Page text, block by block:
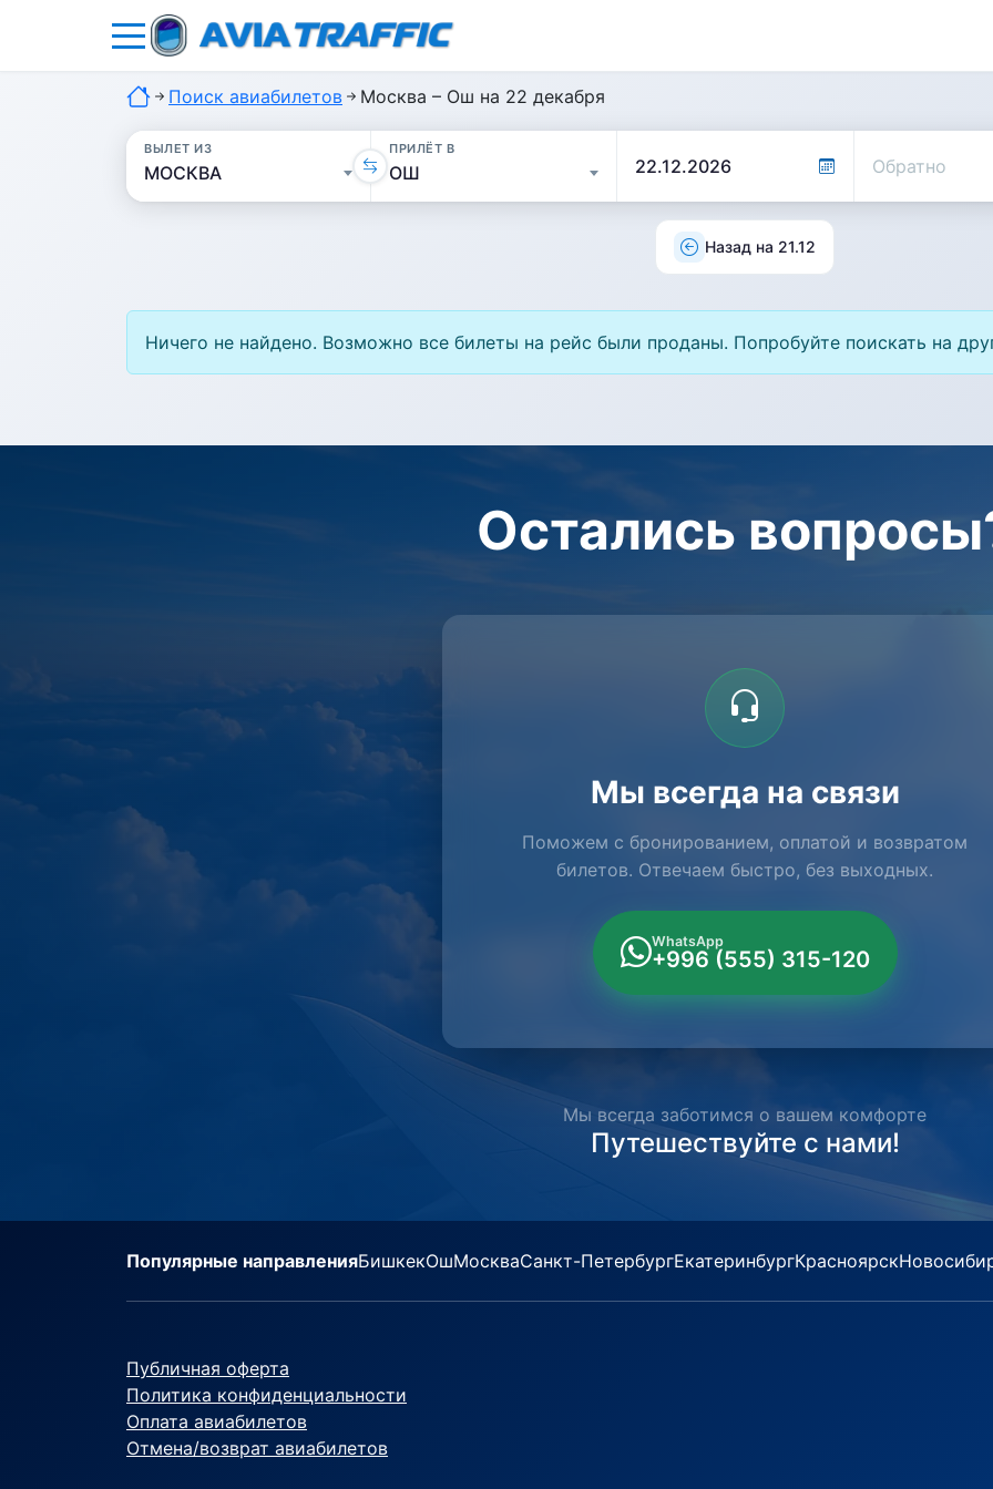
Поиск авиабилетов Москва – Ош на 22 декабря
ВЫЛЕТ ИЗ ПРИЛЁТ В
Назад на 21.12
Ничего не найдено. Возможно все билеты на рейс были проданы. Попробуйте поискать на
Остались
Мы всегда на связи
Поможем с бронированием, оплатой и возвратом
билетов. Отвечаем быстро, без выходных.
WhatsApp
+996 (555) 315-120
Мы всегда заботимся о вашем комфорте
Путешествуйте с нами!
Популярные направленияБишкекОшМоскваСанкт-ПетербургЕкатеринбургКрасноярск
Публичная оферта
Политика конфиденциальности
Оплата авиабилетов
Отмена/возврат авиабилетов